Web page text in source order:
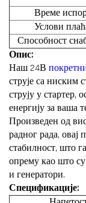
Време
Услови
Способност
Опис:
Наш 24В
струје са ниским
струју у стартер,
енергију за ваша
Произведен од
радног рада,
стабилност, што
опрему као што
и генератори.
Спецификације: